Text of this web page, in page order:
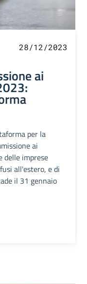
28/12/2023
ai
per la
ai
delle imprese
all'estero, e di
il 31 gennaio